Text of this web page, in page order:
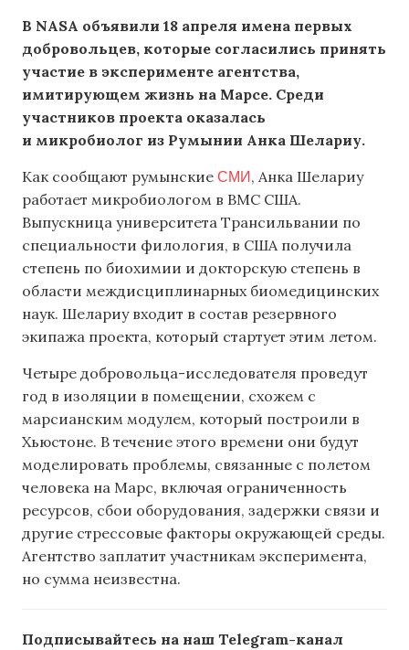
В NASA объявили 18 апреля имена первых
добровольцев, которые согласились принять
участие в эксперименте агентства,
имитирующем жизнь на Марсе. Среди
участников проекта оказалась
и микробиолог из Румынии Анка Шелариу.
Как сообщают румынские СМИ, Анка Шелариу
работает микробиологом в ВМС США.
Выпускница университета Трансильвании по
специальности филология, в США получила
степень по биохимии и докторскую степень в
области междисциплинарных биомедицинских
наук. Шелариу входит в состав резервного
экипажа проекта, который стартует этим летом.
Четыре добровольца-исследователя проведут
год в изоляции в помещении, схожем с
марсианским модулем, который построили в
Хьюстоне. В течение этого времени они будут
моделировать проблемы, связанные с полетом
человека на Марс, включая ограниченность
ресурсов, сбои оборудования, задержки связи и
другие стрессовые факторы окружающей среды.
Агентство заплатит участникам эксперимента,
но сумма неизвестна.
Подписывайтесь на наш Telegram-канал